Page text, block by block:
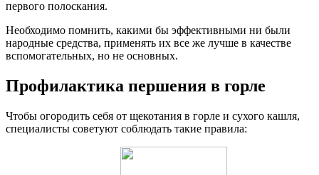
первого полоскания.
Необходимо помнить, какими бы эффективными ни были
народные средства, применять их все же лучше в качестве
вспомогательных, но не основных.
Профилактика першения в горле
Чтобы огородить себя от щекотания в горле и сухого кашля,
специалисты советуют соблюдать такие правила: